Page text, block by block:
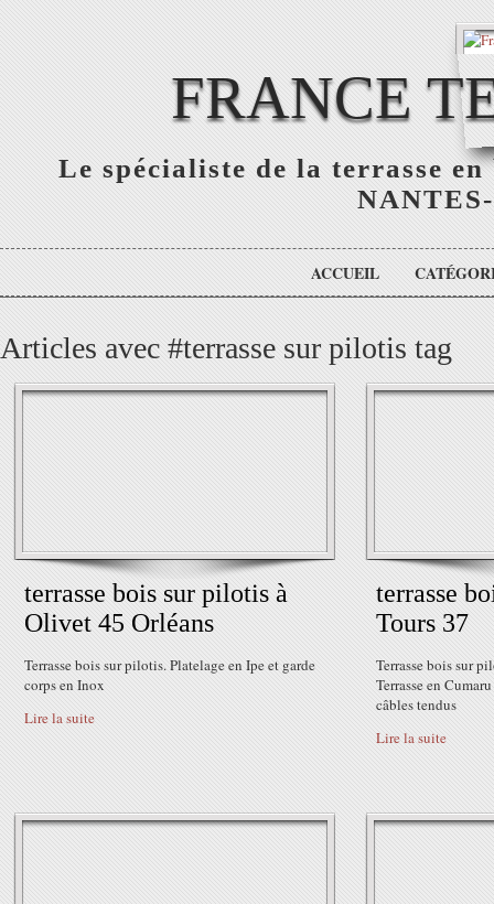
FRANCE
Le spécialiste de la terrasse
ACCUEIL
Articles avec #terrasse sur pilotis tag
terrasse bois sur pilotis à
Olivet 45 Orléans
Terrasse bois sur pilotis. Platelage en Ipe et garde
corps en Inox
Lire la suite
terrasse
Tours 37
Terrasse bois sur
Terrasse en
câbles tendus
Lire la suite